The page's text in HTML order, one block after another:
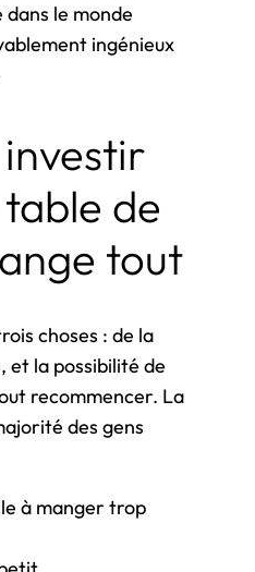
le monde
ingénieux
de
tout
choses : de la
et la possibilité de
recommencer. La
des gens
à manger trop